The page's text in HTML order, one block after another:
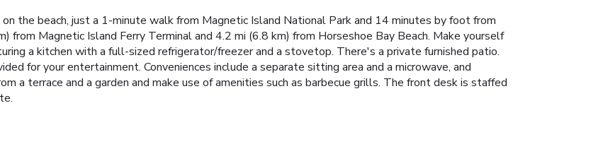
the beach, just a 1-minute walk from Magnetic Island National Park and 14 minutes by foot from
from Magnetic Island Ferry Terminal and 4.2 mi (6.8 km) from Horseshoe Bay Beach. Make yourself
a kitchen with a full-sized refrigerator/freezer and a stovetop. There's a private furnished patio.
for your entertainment. Conveniences include a separate sitting area and a microwave, and
a terrace and a garden and make use of amenities such as barbecue grills. The front desk is staffed